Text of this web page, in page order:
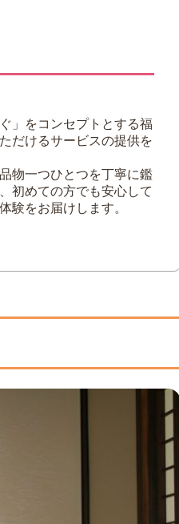
る
」をコンセプトとする福
だけるサービスの提供を
物一つひとつを丁寧に鑑
初めての方でも安心して
験をお届けします。